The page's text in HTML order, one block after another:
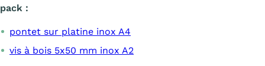
pack :
pontet sur platine inox A4
vis à bois 5x50 mm inox A2